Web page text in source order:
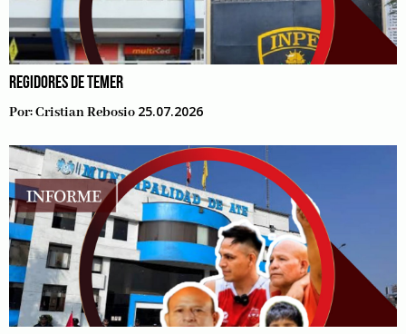
REGIDORES DE TEMER
Por:Cristian Rebosio 25.07.2026